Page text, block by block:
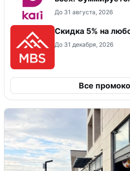
До 31 августа, 2026
Скидка 5% на
До 31 декабря, 2026
Все